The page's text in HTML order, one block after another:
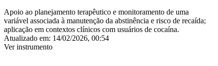
Apoio ao planejamento terapêutico e monitoramento de uma
variável associada à manutenção da abstinência e risco de recaída;
aplicação em contextos clínicos com usuários de cocaína.
Atualizado em: 14/02/2026, 00:54
Ver instrumento